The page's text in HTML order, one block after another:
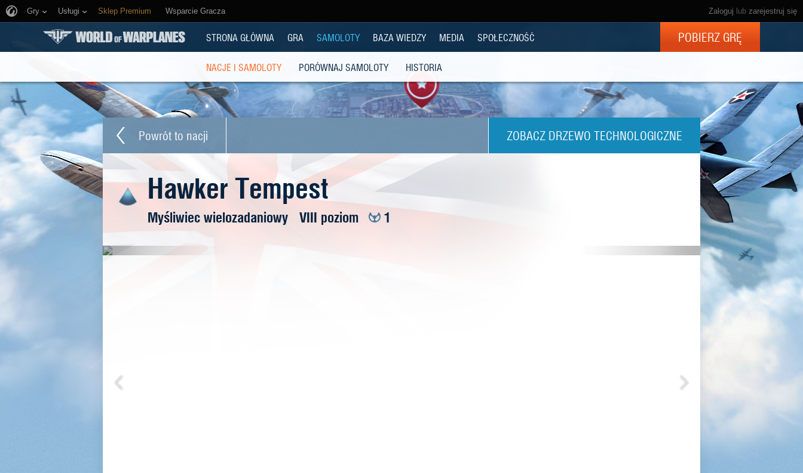
Zaloguj lub zarejestruj się
Gry Usługi Sklep Premium Wsparcie Gracza
STRONA GŁÓWNA GRA SAMOLOTY BAZA WIEDZY MEDIA SPOŁECZNOŚĆ POBIERZ GRĘ
NACJE I SAMOLOTY PORÓWNAJ SAMOLOTY HISTORIA
Powrót to nacji ZOBACZ DRZEWO TECHNOLOGICZNE
Hawker Tempest
Myśliwiec wielozadaniowy VIII poziom 1